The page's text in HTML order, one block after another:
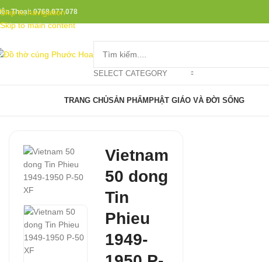
Skip to navigation
Skip to main content
Thoại: 0768.077.078
SELECT CATEGORY
TRANG CHỦSẢN PHẨM PHẬT GIÁO VÀ ĐỜI SỐNG
Vietnam
50 dong
Tin
Phieu
1949-